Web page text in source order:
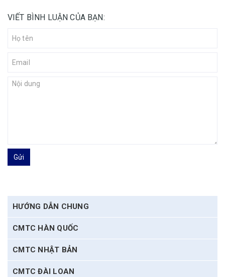
VIẾT BÌNH LUẬN CỦA BẠN:
Gửi
HƯỚNG DẪN CHUNG
CMTC HÀN QUỐC
CMTC NHẬT BẢN
CMTC ĐÀI LOAN